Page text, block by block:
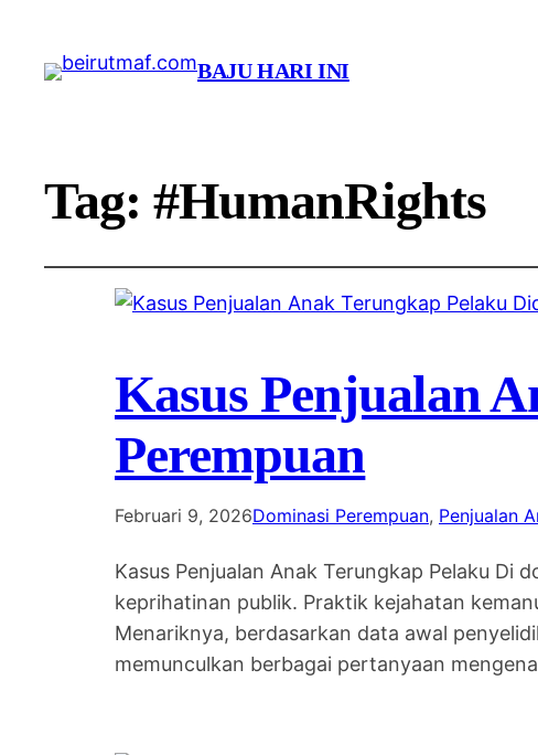
BAJU HARI INI
Tag:#HumanRights
Kasus Penjualan
Perempuan
Februari 9, 2026Dominasi Perempuan, Penjualan
Kasus Penjualan Anak Terungkap Pelaku Di
keprihatinan publik. Praktik kejahatan
Menariknya, berdasarkan data awal
memunculkan berbagai pertanyaan